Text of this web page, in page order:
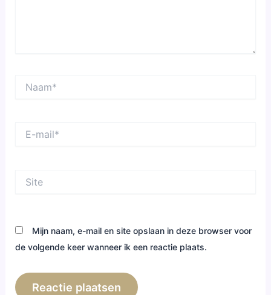
mail*
Mijn naam, e-mail en site opslaan in deze browser voor
de volgende keer wanneer ik een reactie plaats.